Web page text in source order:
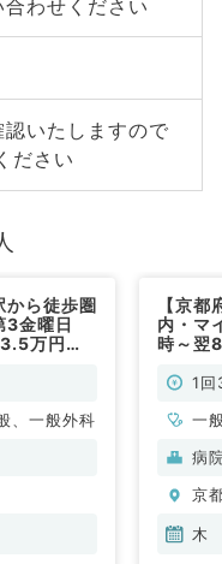
わせください
いたしますので
ださい
から徒歩圏
金曜日
万円◎
、一般外科
【京
内・マ
時～翌
／非常
1
一
病
京
木